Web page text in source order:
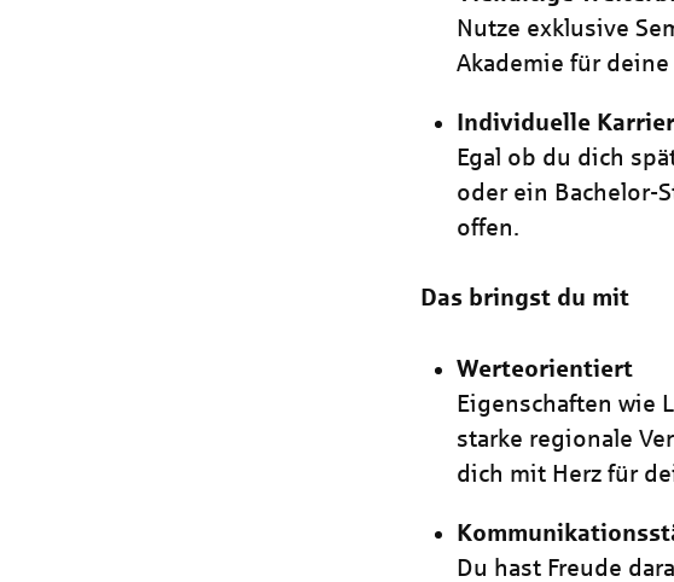
Nutze exklusive
Akademie für
Individuelle
Egal ob du dich
oder ein Bachelor-
offen.
Das bringst du mit
Werteorientiert
Eigenschaften wie
starke regionale
dich mit Herz für
Du hast Freude